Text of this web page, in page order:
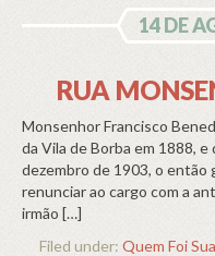
14 DE
RUA
Monsenhor Francisco
da Vila de Borba em 1888,
dezembro de 1903, o então
renunciar ao cargo com a
irmão […]
Filed under: Quem Foi